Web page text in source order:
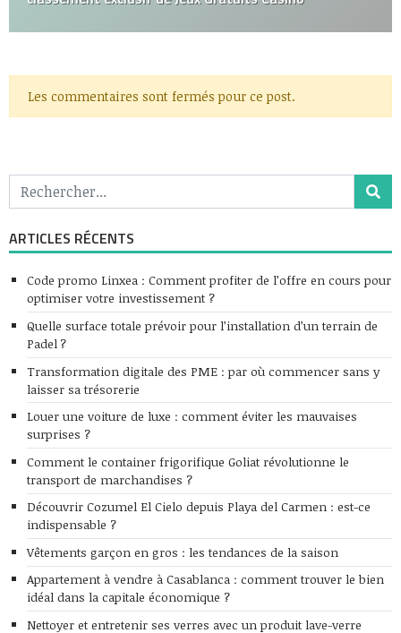
Les commentaires sont fermés pour ce post.
ARTICLES RÉCENTS
Code promo Linxea : Comment profiter de l’offre en cours pour
optimiser votre investissement ?
Quelle surface totale prévoir pour l’installation d’un terrain de
Padel ?
Transformation digitale des PME : par où commencer sans y
laisser sa trésorerie
Louer une voiture de luxe : comment éviter les mauvaises
surprises ?
Comment le container frigorifique Goliat révolutionne le
transport de marchandises ?
Découvrir Cozumel El Cielo depuis Playa del Carmen : est-ce
indispensable ?
Vêtements garçon en gros : les tendances de la saison
Appartement à vendre à Casablanca : comment trouver le bien
idéal dans la capitale économique ?
Nettoyer et entretenir ses verres avec un produit lave-verre